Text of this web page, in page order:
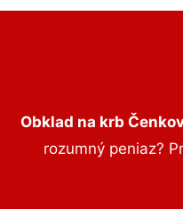
Obklad na krb
rozumný peniaz?